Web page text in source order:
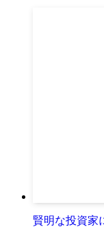
賢明な投資家